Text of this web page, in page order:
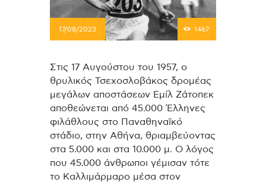
17/08/2023 1467
Στις 17 Αυγούστου του 1957, ο
θρυλικός Τσεχοσλοβάκος δρομέας
μεγάλων αποστάσεων Εμίλ Ζάτοπεκ
αποθεώνεται από 45.000 Έλληνες
φιλάθλους στο Παναθηναϊκό
στάδιο, στην Αθήνα, θριαμβεύοντας
στα 5.000 και στα 10.000 μ. Ο λόγος
που 45.000 άνθρωποι γέμισαν τότε
το Καλλιμάρμαρο μέσα στον